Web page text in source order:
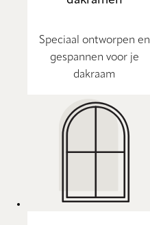
Speciaal ontworpen en
gespannen voor je
dakraam